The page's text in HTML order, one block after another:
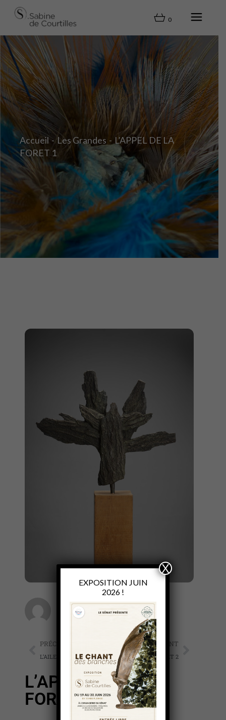
0
Accueil Les Grandes
L’APPEL DE LA
FORET 1
Sabine de Courtilles
PRÉCÉDENT
L’AILE DU DESIR
SUIVANT
L’APPEL DE LA FORET 2
L’APPEL DE LA
FORET 1
EXPOSITION JUIN
2026 !
X